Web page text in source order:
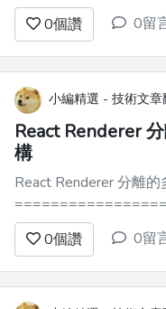
把它們串起來。 一個用來存結果。一個
表示是否正在送出。一
後幾乎每個 sprint 至少
在正確的位置重置其中
顆無法重新啟用的按鈕
以下是我多年來一直寫
0個讚 0留
小編精選 - 技術文章
React Renderer
構
React Renderer 分離
份協議，多端執行 ——
Renderer 分離的多平
0個讚 0留